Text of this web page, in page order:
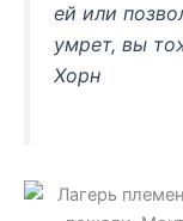
ей или
умрет, вы
Хорн